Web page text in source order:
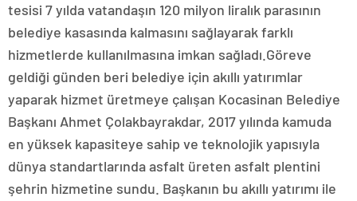
tesisi 7 yılda vatandaşın 120 milyon liralık parasının
belediye kasasında kalmasını sağlayarak farklı
hizmetlerde kullanılmasına imkan sağladı.Göreve
geldiği günden beri belediye için akıllı yatırımlar
yaparak hizmet üretmeye çalışan Kocasinan Belediye
Başkanı Ahmet Çolakbayrakdar, 2017 yılında kamuda
en yüksek kapasiteye sahip ve teknolojik yapısıyla
dünya standartlarında asfalt üreten asfalt plentini
şehrin hizmetine sundu. Başkanın bu akıllı yatırımı ile